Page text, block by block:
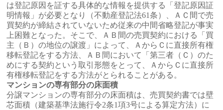
は登記原因を証する具体的な情報を提供する「登記原因証
明情報」が必要となり（不動産登記法61条）、ＡＣ間で売
買契約が締結されていないため従来の中間省略登記が事実
上困難となった。そこで、ＡＢ間の売買契約における「買
主（Ｂ）の地位の譲渡」によって、ＡからＣに直接所有権
移転登記をする方法、ＡＢ間において「第三者（Ｃ）のた
めにする契約という取引形態をとって、ＡからＣに直接所
有権移転登記をする方法がとられることがある。
マンションの専有部分の床面積
分譲マンションの専有部分の床面積は、売買契約書では壁
芯面積（建築基準法施行令2条1項3号による算定方法）に